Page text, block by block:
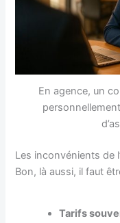
En agence, un
Les inconvénients de
Bon, là aussi, il faut
Tarifs